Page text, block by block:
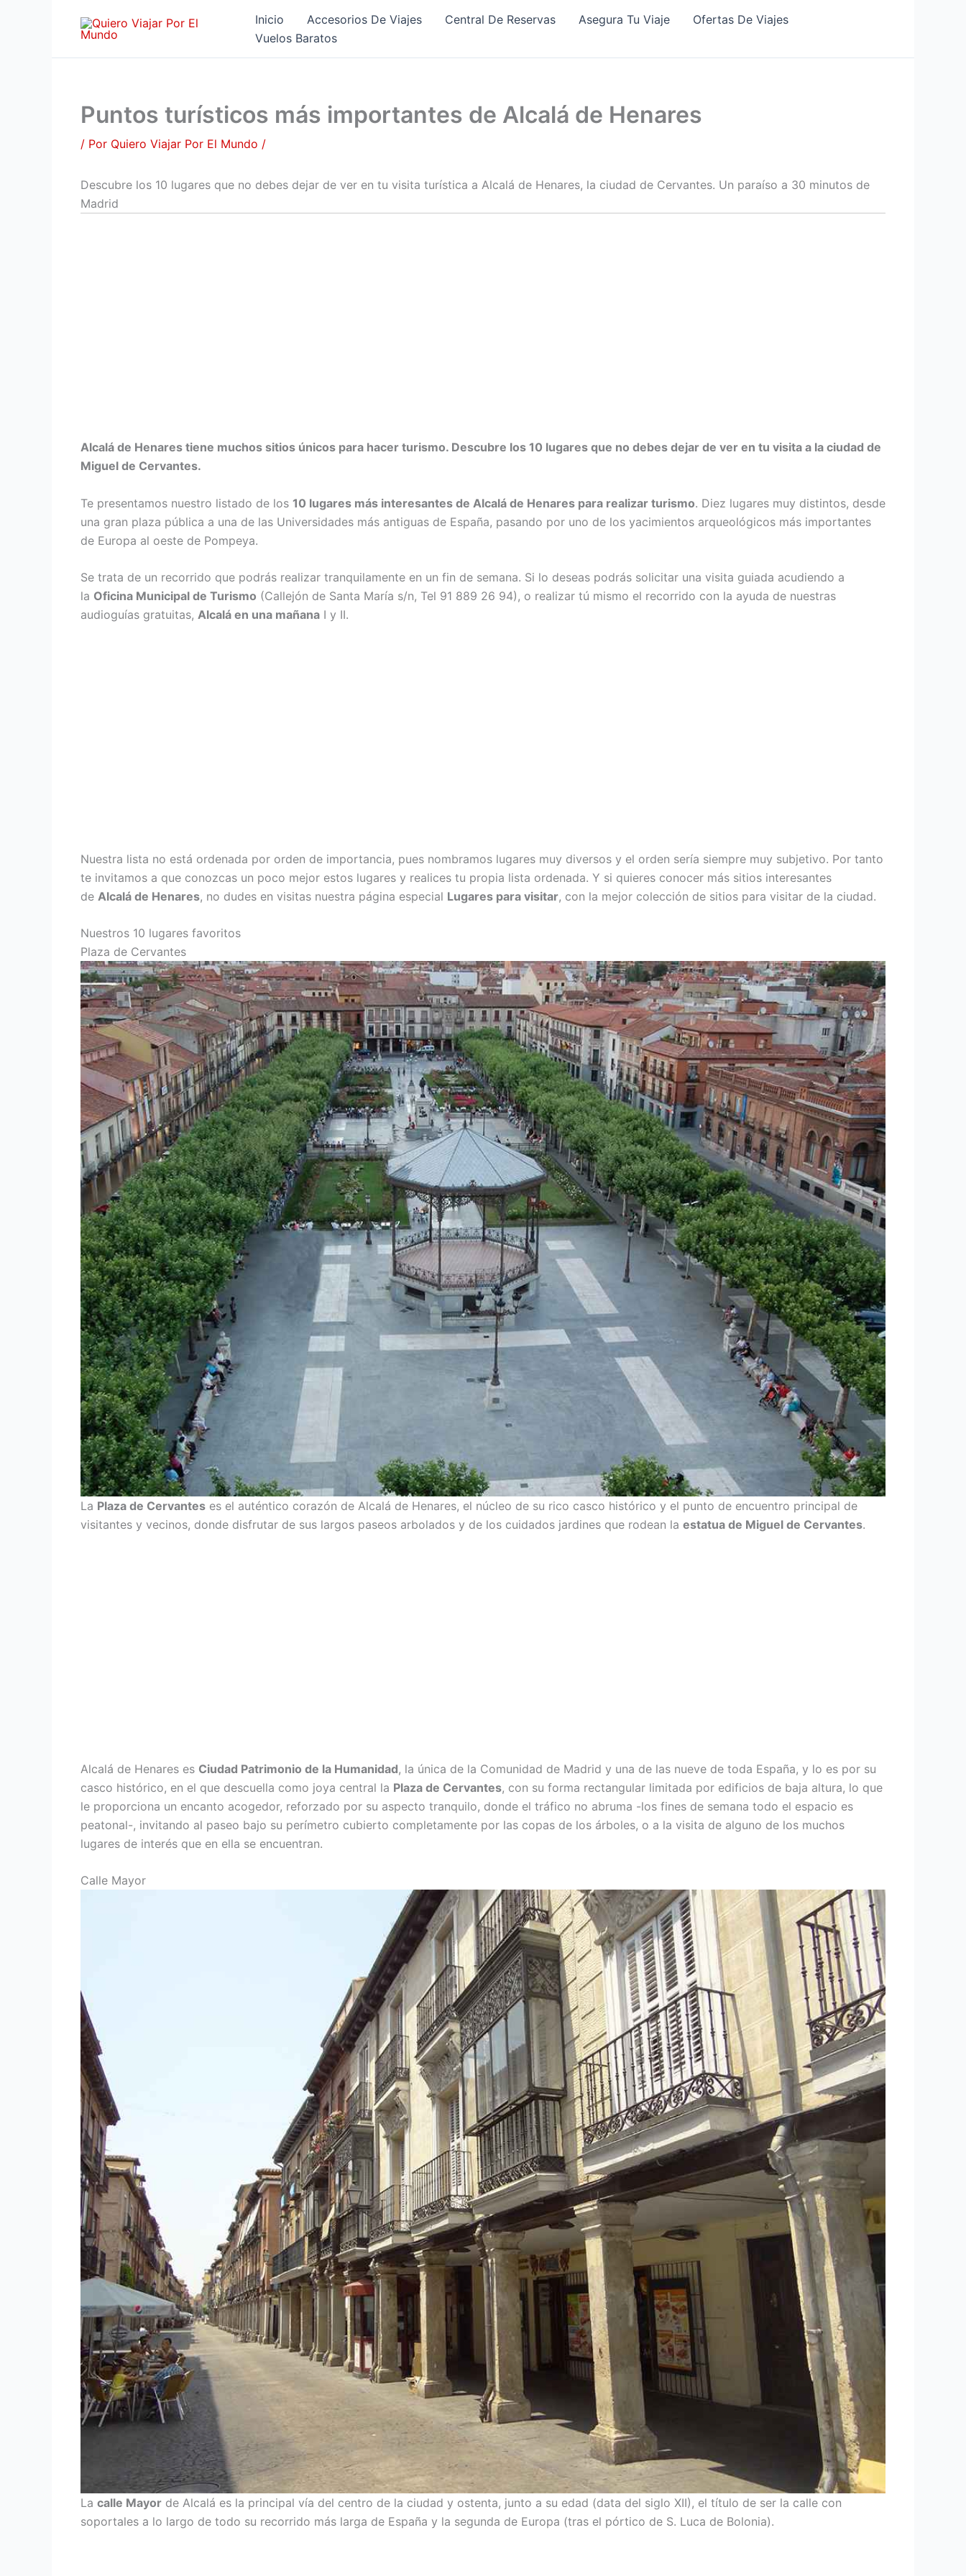
Inicio Accesorios De Viajes Central De Reservas Asegura Tu Viaje
Ofertas De Viajes
Vuelos Baratos
Puntos turísticos más importantes de Alcalá de Henares
/ Por Quiero Viajar Por El Mundo /
Descubre los 10 lugares que no debes dejar de ver en tu visita turística a Alcalá de Henares, la ciudad de Cervantes. Un paraíso a 30 minutos de
Madrid
Alcalá de Henares tiene muchos sitios únicos para hacer turismo. Descubre los 10 lugares que no debes dejar de ver en tu visita a la ciudad de
Miguel de Cervantes.
Te presentamos nuestro listado de los 10 lugares más interesantes de Alcalá de Henares para realizar turismo. Diez lugares muy distintos, desde
una gran plaza pública a una de las Universidades más antiguas de España, pasando por uno de los yacimientos arqueológicos más importantes
de Europa al oeste de Pompeya.
Se trata de un recorrido que podrás realizar tranquilamente en un fin de semana. Si lo deseas podrás solicitar una visita guiada acudiendo a
la Oficina Municipal de Turismo (Callejón de Santa María s/n, Tel 91 889 26 94), o realizar tú mismo el recorrido con la ayuda de nuestras
audioguías gratuitas, Alcalá en una mañana I y II.
Nuestra lista no está ordenada por orden de importancia, pues nombramos lugares muy diversos y el orden sería siempre muy subjetivo. Por tanto
te invitamos a que conozcas un poco mejor estos lugares y realices tu propia lista ordenada. Y si quieres conocer más sitios interesantes
de Alcalá de Henares, no dudes en visitas nuestra página especial Lugares para visitar, con la mejor colección de sitios para visitar de la ciudad.
Nuestros 10 lugares favoritos
Plaza de Cervantes
La Plaza de Cervantes es el auténtico corazón de Alcalá de Henares, el núcleo de su rico casco histórico y el punto de encuentro principal de
visitantes y vecinos, donde disfrutar de sus largos paseos arbolados y de los cuidados jardines que rodean la estatua de Miguel de Cervantes.
Alcalá de Henares es Ciudad Patrimonio de la Humanidad, la única de la Comunidad de Madrid y una de las nueve de toda España, y lo es por su
casco histórico, en el que descuella como joya central la Plaza de Cervantes, con su forma rectangular limitada por edificios de baja altura, lo que
le proporciona un encanto acogedor, reforzado por su aspecto tranquilo, donde el tráfico no abruma -los fines de semana todo el espacio es
peatonal-, invitando al paseo bajo su perímetro cubierto completamente por las copas de los árboles, o a la visita de alguno de los muchos
lugares de interés que en ella se encuentran.
Calle Mayor
La calle Mayor de Alcalá es la principal vía del centro de la ciudad y ostenta, junto a su edad (data del siglo XII), el título de ser la calle con
soportales a lo largo de todo su recorrido más larga de España y la segunda de Europa (tras el pórtico de S. Luca de Bolonia).